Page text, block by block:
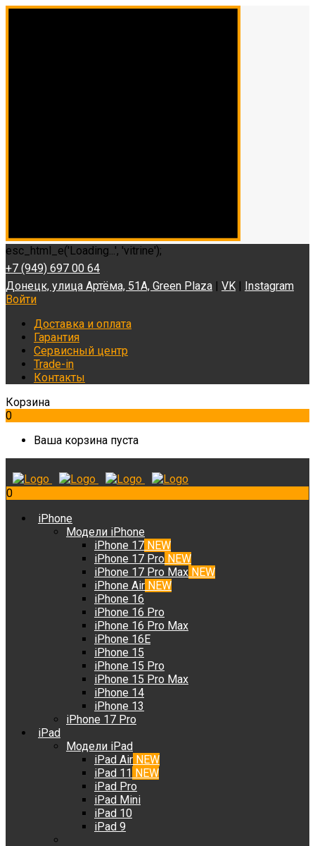
esc_html_e('Loading...', 'vitrine');
+7 (949) 697 00 64
Донецк, улица Артёма, 51А, Green Plaza | VK | Instagram
Войти
Доставка и оплата
Гарантия
Сервисный центр
Trade-in
Контакты
Корзина
0
Ваша корзина пуста
0
iPhone
Модели iPhone
iPhone 17 NEW
iPhone 17 Pro NEW
iPhone 17 Pro Max NEW
iPhone Air NEW
iPhone 16
iPhone 16 Pro
iPhone 16 Pro Max
iPhone 16E
iPhone 15
iPhone 15 Pro
iPhone 15 Pro Max
iPhone 14
iPhone 13
iPhone 17 Pro
iPad
Модели iPad
iPad Air NEW
iPad 11 NEW
iPad Pro
iPad Mini
iPad 10
iPad 9